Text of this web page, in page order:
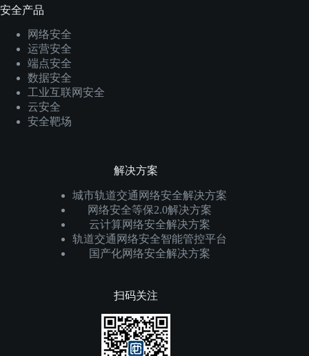
安全产品
网络安全
运营安全
端点安全
数据安全
工业互联网安全
云安全
安全靶场
解决方案
城市轨道交通网络安全解决方案
网络安全等保2.0解决方案
云计算网络安全解决方案
轨道交通网络安全智能管控平台
国产化网络安全解决方案
扫码关注